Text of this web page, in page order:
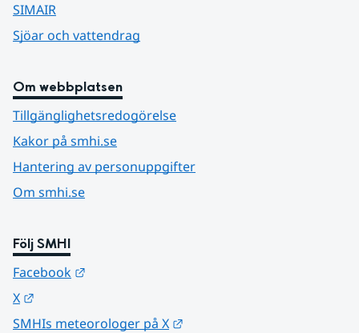
SIMAIR
Sjöar och vattendrag
Om webbplatsen
Tillgänglighetsredogörelse
Kakor på smhi.se
Hantering av personuppgifter
Om smhi.se
Följ SMHI
Facebook
X
SMHIs meteorologer på X